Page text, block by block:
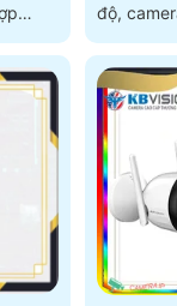
ban
độ,
chiều,
hú và
ứng tối
cho cả
chi phí